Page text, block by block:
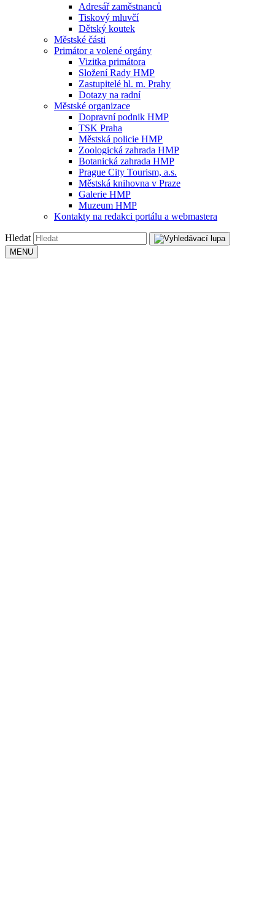
Adresář zaměstnanců
Tiskový mluvčí
Dětský koutek
Městské části
Primátor a volené orgány
Vizitka primátora
Složení Rady HMP
Zastupitelé hl. m. Prahy
Dotazy na radní
Městské organizace
Dopravní podnik HMP
TSK Praha
Městská policie HMP
Zoologická zahrada HMP
Botanická zahrada HMP
Prague City Tourism, a.s.
Městská knihovna v Praze
Galerie HMP
Muzeum HMP
Kontakty na redakci portálu a webmastera
Hledat
MENU